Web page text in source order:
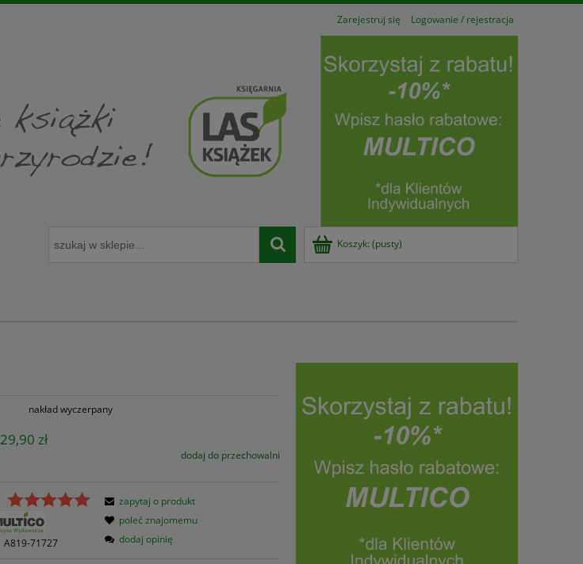
Zarejestruj się Logowanie / rejestracja
Koszyk: (pusty)
nakład wyczerpany
29,90 zł
dodaj do przechowalni
A819-71727
zapytaj o produkt
poleć znajomemu
dodaj opinię